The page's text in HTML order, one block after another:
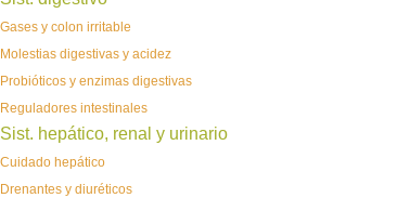
Gases y colon irritable
Molestias digestivas y acidez
Probióticos y enzimas digestivas
Reguladores intestinales
Sist. hepático, renal y urinario
Cuidado hepático
Drenantes y diuréticos